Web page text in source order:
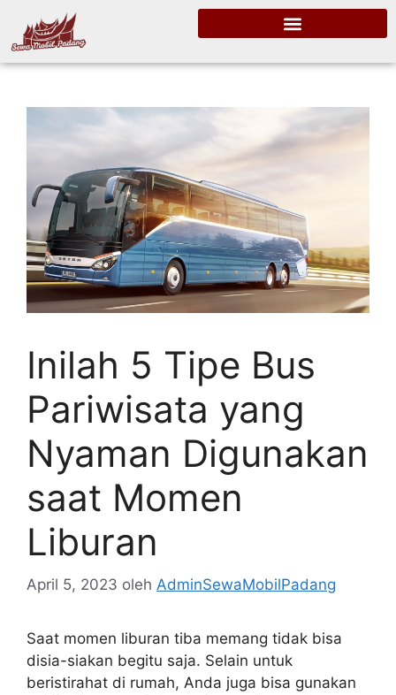
Inilah 5 Tipe Bus
Pariwisata yang
Nyaman Digunakan
saat Momen
Liburan
April 5, 2023 oleh AdminSewaMobilPadang
Saat momen liburan tiba memang tidak bisa
disia-siakan begitu saja. Selain untuk
beristirahat di rumah, Anda juga bisa gunakan